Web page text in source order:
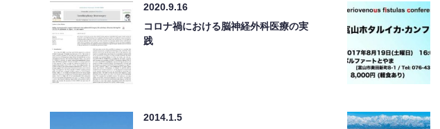
2020.9.16
コロナ禍における脳神経外科医療の実
践
2014.1.5